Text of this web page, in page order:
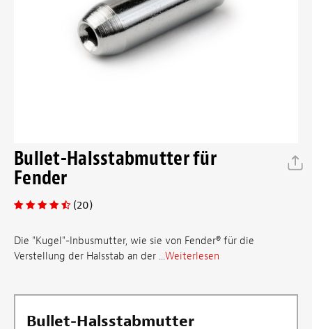
Bullet-Halsstabmutter für
Fender
(20)
Die "Kugel"-Inbusmutter, wie sie von Fender® für die
Verstellung der Halsstab an der ...Weiterlesen
Bullet-Halsstabmutter